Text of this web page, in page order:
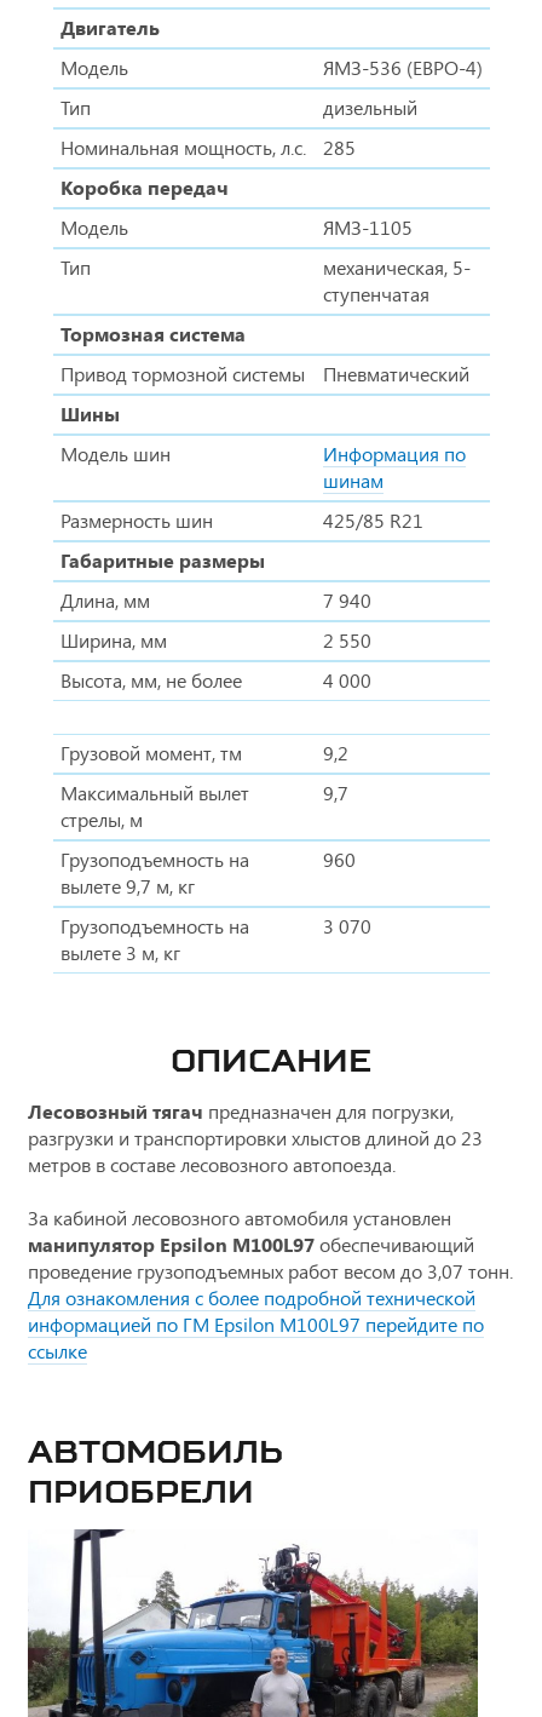
Двигатель
Модель
ЯМЗ-536 (ЕВРО-4)
Тип
дизельный
Номинальная мощность, л.с.
285
Коробка передач
Модель
ЯМЗ-1105
Тип
механическая, 5-
ступенчатая
Тормозная система
Привод тормозной системы
Пневматический
Шины
Модель шин
Информация по
шинам
Размерность шин
425/85 R21
Габаритные размеры
Длина, мм
7 940
Ширина, мм
2 550
Высота, мм, не более
4 000
Грузовой момент, тм
9,2
Максимальный вылет
стрелы, м
9,7
Грузоподъемность на
вылете 9,7 м, кг
960
Грузоподъемность на
вылете 3 м, кг
3 070
ОПИСАНИЕ
Лесовозный тягач предназначен для погрузки,
разгрузки и транспортировки хлыстов длиной до 23
метров в составе лесовозного автопоезда.
За кабиной лесовозного автомобиля установлен
манипулятор Epsilon M100L97обеспечивающий
проведение грузоподъемных работ весом до 3,07 тонн.
Для ознакомления с более подробной технической
информацией по ГМ Epsilon M100L97 перейдите по
ссылке
Автомобиль
приобрели